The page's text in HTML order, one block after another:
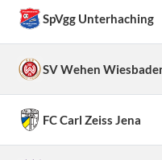
SpVgg Unterhaching
SV Wehen
FC Carl Zeiss Jena